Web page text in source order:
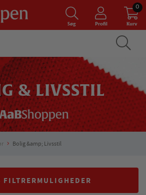
Søg Profil Kurv
0
& LIVSSTIL
Bolig &amp; Livsstil
FILTRERMULIGHEDER